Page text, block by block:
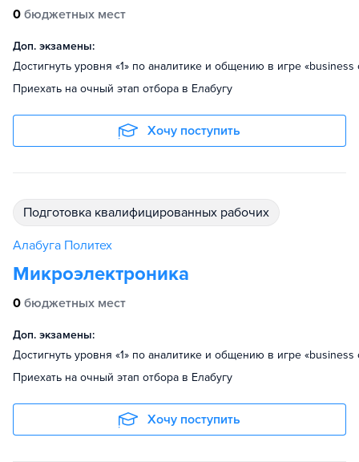
0 бюджетных мест
Доп. экзамены:
Достигнуть уровня «1» по аналитике и общению в игре «business
Приехать на очный этап отбора в Елабугу
Хочу поступить
подготовка квалифицированных рабочих
Алабуга Политех
Микроэлектроника
0 бюджетных мест
Доп. экзамены:
Достигнуть уровня «1» по аналитике и общению в игре «business
Приехать на очный этап отбора в Елабугу
Хочу поступить